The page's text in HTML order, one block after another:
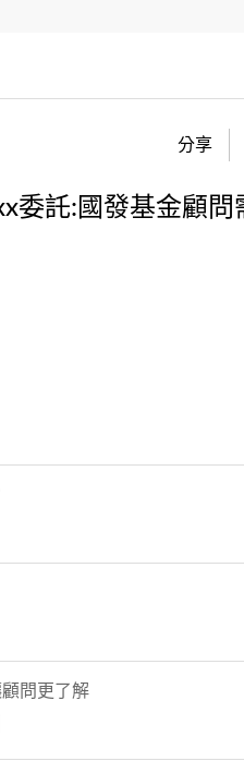
分享
委託:國發基金顧問
問更了解